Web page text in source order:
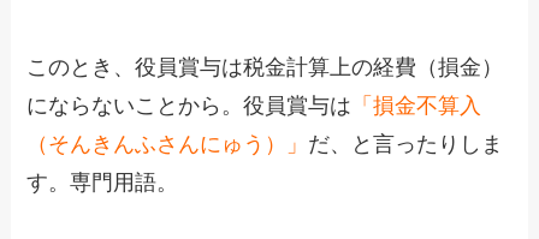
このとき、役員賞与は税金計算上の経費（損金）
にならないことから。役員賞与は 「損金不算入
（そんきんふさんにゅう）」 だ、と言ったりしま
す。専門用語。